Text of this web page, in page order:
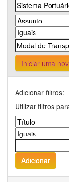
Iniciar uma
Adicionar filtros:
Utilizar filtros